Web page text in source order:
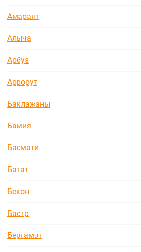
Амарант
Алыча
Арбуз
Аррорут
Баклажаны
Бамия
Басмати
Батат
Бекон
Бастр
Бергамот